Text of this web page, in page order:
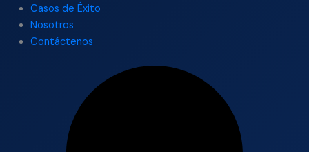
Casos de Éxito
Nosotros
Contáctenos